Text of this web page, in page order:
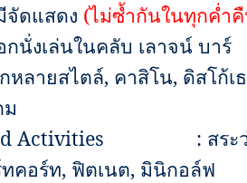
จัดแสดง (ไม่ซ้ำกันในทุกค่ำ
กนั่งเล่นในคลับ เลาจน์ บาร์
หลายสไตล์, คาสิโน, ดิสโก้เ
ม
Activities
: สระ
คอร์ท, ฟิตเนต, มินิกอล์ฟ